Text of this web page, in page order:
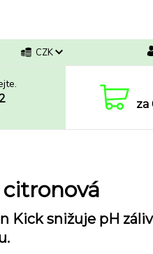
CZK
za
Kick snižuje pH